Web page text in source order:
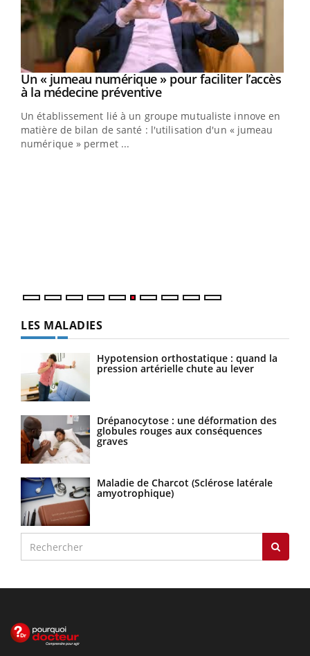
Youtube
Un « jumeau numérique » pour faciliter l’accès
à la médecine préventiveYoutube
Un établissement lié à un groupe mutualiste innove en
matière de bilan de santé : l'utilisation d'un « jumeau
numérique » permet ...
LES MALADIES
Hypotension orthostatique : quand la
pression artérielle chute au lever
Drépanocytose : une déformation des
globules rouges aux conséquences
graves
Maladie de Charcot (Sclérose latérale
amyotrophique)